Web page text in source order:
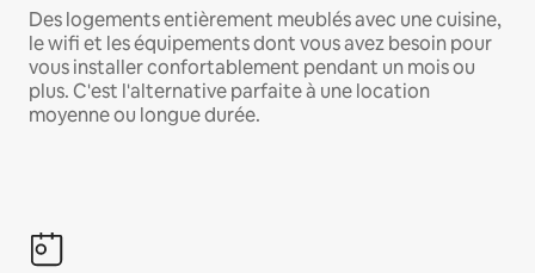
Des logements entièrement meublés avec une cuisine,
le wifi et les équipements dont vous avez besoin pour
vous installer confortablement pendant un mois ou
plus. C'est l'alternative parfaite à une location
moyenne ou longue durée.